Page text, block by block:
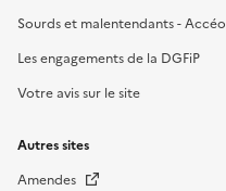
Sourds et malentendants - Accéo
Les engagements de la DGFiP
Votre avis sur le site
Autres sites
Amendes